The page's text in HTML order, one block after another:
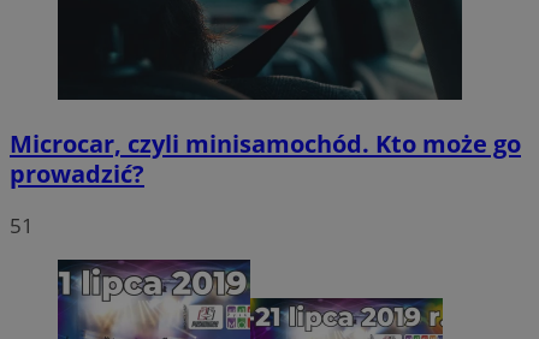
Microcar, czyli minisamochód. Kto może go
prowadzić?
51